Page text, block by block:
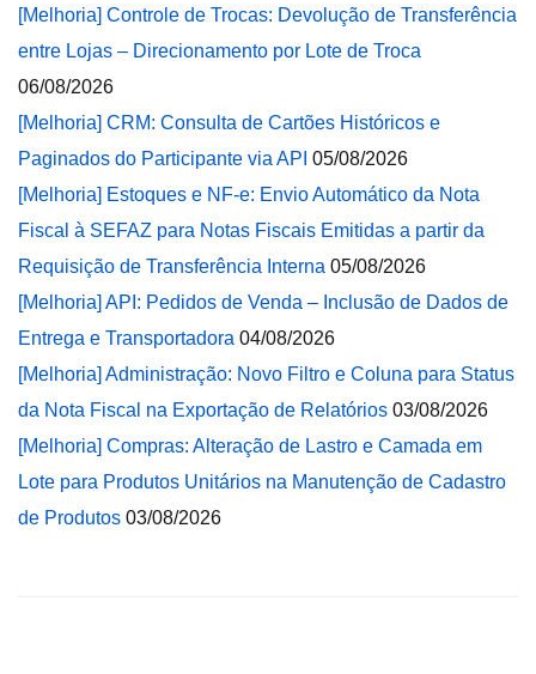
[Melhoria] Controle de Trocas: Devolução de Transferência
entre Lojas – Direcionamento por Lote de Troca
06/08/2026
[Melhoria] CRM: Consulta de Cartões Históricos e
Paginados do Participante via API 05/08/2026
[Melhoria] Estoques e NF-e: Envio Automático da Nota
Fiscal à SEFAZ para Notas Fiscais Emitidas a partir da
Requisição de Transferência Interna 05/08/2026
[Melhoria] API: Pedidos de Venda – Inclusão de Dados de
Entrega e Transportadora 04/08/2026
[Melhoria] Administração: Novo Filtro e Coluna para Status
da Nota Fiscal na Exportação de Relatórios 03/08/2026
[Melhoria] Compras: Alteração de Lastro e Camada em
Lote para Produtos Unitários na Manutenção de Cadastro
de Produtos 03/08/2026